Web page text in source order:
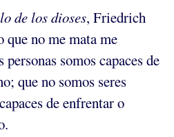
de los dioses, Friedrich
no me mata me
somos capaces de
que no somos seres
de enfrentar o